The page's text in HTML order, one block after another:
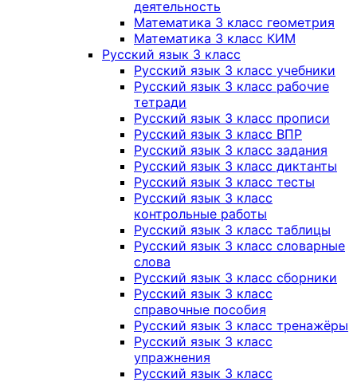
деятельность
Математика 3 класс геометрия
Математика 3 класс КИМ
Русский язык 3 класс
Русский язык 3 класс учебники
Русский язык 3 класс рабочие
тетради
Русский язык 3 класс прописи
Русский язык 3 класс ВПР
Русский язык 3 класс задания
Русский язык 3 класс диктанты
Русский язык 3 класс тесты
Русский язык 3 класс
контрольные работы
Русский язык 3 класс таблицы
Русский язык 3 класс словарные
слова
Русский язык 3 класс сборники
Русский язык 3 класс
справочные пособия
Русский язык 3 класс тренажёры
Русский язык 3 класс
упражнения
Русский язык 3 класс